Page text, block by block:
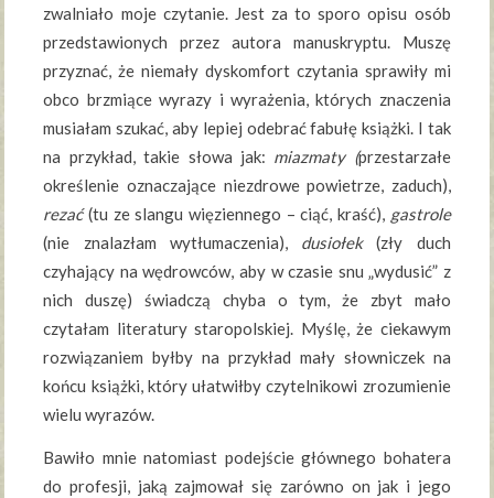
zwalniało moje czytanie. Jest za to sporo opisu osób
przedstawionych przez autora manuskryptu. Muszę
przyznać, że niemały dyskomfort czytania sprawiły mi
obco brzmiące wyrazy i wyrażenia, których znaczenia
musiałam szukać, aby lepiej odebrać fabułę książki. I tak
na przykład, takie słowa jak: miazmaty (przestarzałe
określenie oznaczające niezdrowe powietrze, zaduch),
rezać(tu ze slangu więziennego – ciąć, kraść), gastrole
(nie znalazłam wytłumaczenia), dusiołek(zły duch
czyhający na wędrowców, aby w czasie snu „wydusić” z
nich duszę) świadczą chyba o tym, że zbyt mało
czytałam literatury staropolskiej. Myślę, że ciekawym
rozwiązaniem byłby na przykład mały słowniczek na
końcu książki, który ułatwiłby czytelnikowi zrozumienie
wielu wyrazów.
Bawiło mnie natomiast podejście głównego bohatera
do profesji, jaką zajmował się zarówno on jak i jego